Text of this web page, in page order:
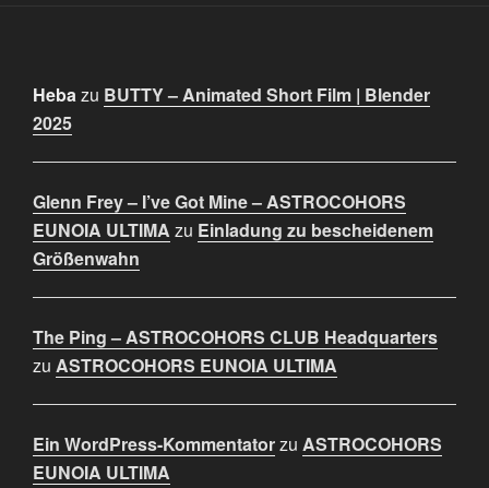
Hebazu BUTTY – Animated Short Film | Blender
2025
Glenn Frey – I’ve Got Mine – ASTROCOHORS
EUNOIA ULTIMA zu Einladung zu bescheidenem
Größenwahn
The Ping – ASTROCOHORS CLUB Headquarters
zu ASTROCOHORS EUNOIA ULTIMA
Ein WordPress-Kommentatorzu ASTROCOHORS
EUNOIA ULTIMA